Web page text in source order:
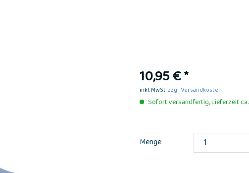
10,95 € *
inkl. MwSt.zzgl. Versandkosten
Sofort versandfertig, Lieferzeit
Menge